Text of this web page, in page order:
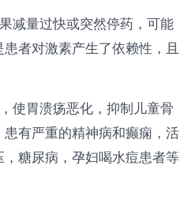
减量过快或突然停药，可能
者对激素产生了依赖性，且
使胃溃疡恶化，抑制儿童骨
有严重的精神病和癫痫，活
糖尿病，孕妇喝水痘患者等